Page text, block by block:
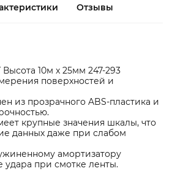
Отзывы
10м x 25мм 247-293
поверхностей и
из прозрачного ABS-пластика и
крупные значения шкалы, что
данных даже при слабом
амортизатору
удара при смотке ленты.